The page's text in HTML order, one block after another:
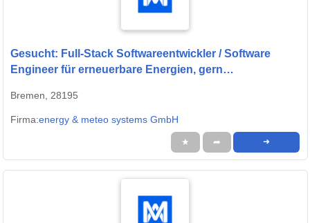
Gesucht: Full-Stack Softwareentwickler / Software
Engineer für erneuerbare Energien, gern
Bremen, 28195
Firma:energy & meteo systems GmbH
★ ➦ ➜